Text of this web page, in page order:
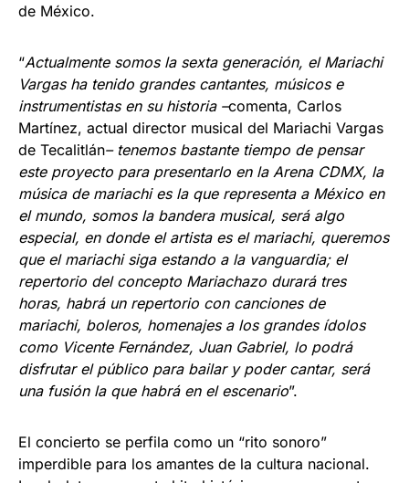
de México.
“Actualmente somos la sexta generación, el Mariachi
Vargas ha tenido grandes cantantes, músicos e
instrumentistas en su historia –comenta, Carlos
Martínez, actual director musical del Mariachi Vargas
de Tecalitlán– tenemos bastante tiempo de pensar
este proyecto para presentarlo en la Arena CDMX, la
música de mariachi es la que representa a México en
el mundo, somos la bandera musical, será algo
especial, en donde el artista es el mariachi, queremos
que el mariachi siga estando a la vanguardia; el
repertorio del concepto Mariachazo durará tres
horas, habrá un repertorio con canciones de
mariachi, boleros, homenajes a los grandes ídolos
como Vicente Fernández, Juan Gabriel, lo podrá
disfrutar el público para bailar y poder cantar, será
una fusión la que habrá en el escenario”.
El concierto se perfila como un “rito sonoro”
imperdible para los amantes de la cultura nacional.